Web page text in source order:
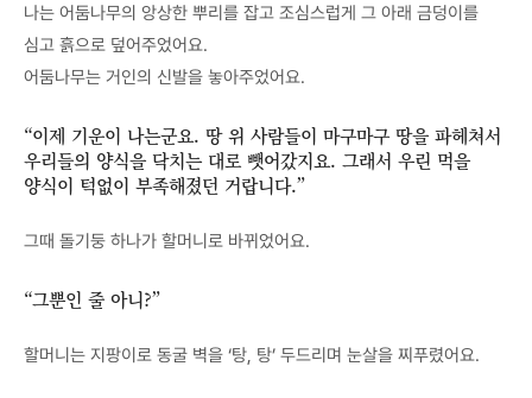
나는 어둠나무의 앙상한 뿌리를 잡고 조심스럽게 그 아래 금덩이를
심고 흙으로 덮어주었어요.
어둠나무는 거인의 신발을 놓아주었어요.
“이제 기운이 나는군요. 땅 위 사람들이 마구마구 땅을 파헤쳐서
우리들의 양식을 닥치는 대로 뺏어갔지요. 그래서 우린 먹을
양식이 턱없이 부족해졌던 거랍니다.”
그때 돌기둥 하나가 할머니로 바뀌었어요.
“그뿐인 줄 아니?”
할머니는 지팡이로 동굴 벽을 ‘탕, 탕’ 두드리며 눈살을 찌푸렸어요.